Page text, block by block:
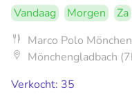
Vandaag Morgen Za
Marco Polo
Mönchengladbach
Verkocht: 35